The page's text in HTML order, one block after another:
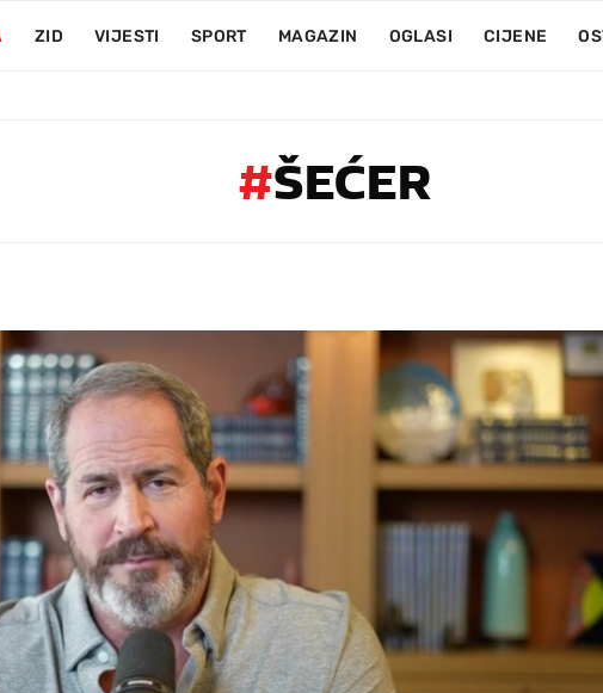
ZID VIJESTI SPORT MAGAZIN OGLASI CIJENE
#ŠEĆER